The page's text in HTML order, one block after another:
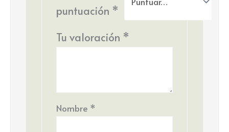
puntuación *
Tu valoración *
Nombre *